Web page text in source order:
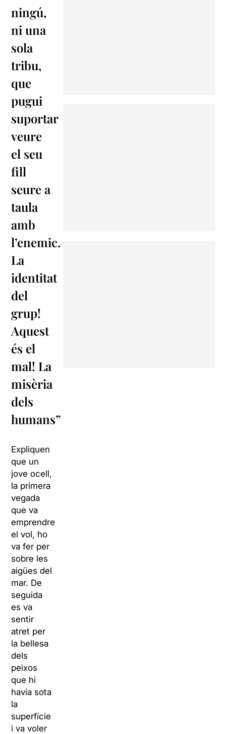
ningú,
ni una
sola
tribu,
que
pugui
suportar
veure
el seu
fill
seure a
taula
amb
l’enemic.
La
identitat
del
grup!
Aquest
és el
mal! La
misèria
dels
humans”
Expliquen
que un
jove ocell,
la primera
vegada
que va
emprendre
el vol, ho
va fer per
sobre les
aigües del
mar. De
seguida
es va
sentir
atret per
la bellesa
dels
peixos
que hi
havia sota
la
superfície
i va voler